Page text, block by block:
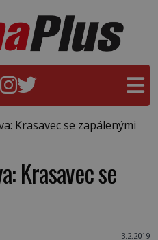
Krasavec se zapálenými
Krasavec se
3.2.2019